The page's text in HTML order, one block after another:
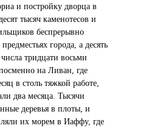
и постройку дворца в
тысяч каменотесов и
беспрерывно
города, а десять
тридцати восьми
на Ливан, где
в столь тяжкой работе,
два месяца. Тысячи
деревья в плоты, и
их морем в Иаффу, где